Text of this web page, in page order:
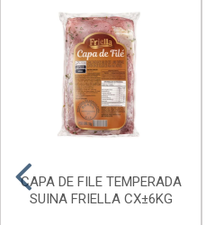
CAPA DE FILE TEMPERADA
SUINA FRIELLA CX±6KG